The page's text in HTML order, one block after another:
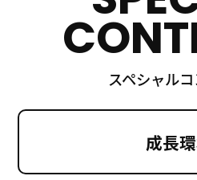
スペシャル
成長